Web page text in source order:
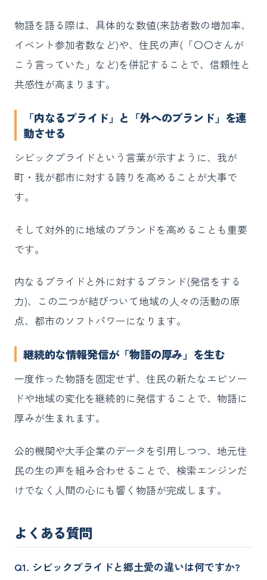
物語を語る際は、具体的な数値(来訪者数の増加率、
イベント参加者数など)や、住民の声(「〇〇さんが
こう言っていた」など)を併記することで、信頼性と
共感性が高まります。
「内なるプライド」と「外へのブランド」を連
動させる
シビックプライドという言葉が示すように、我が
町・我が都市に対する誇りを高めることが大事で
す。
そして対外的に地域のブランドを高めることも重要
です。
内なるプライドと外に対するブランド(発信をする
力)、この二つが結びついて地域の人々の活動の原
点、都市のソフトパワーになります。
継続的な情報発信が「物語の厚み」を生む
一度作った物語を固定せず、住民の新たなエピソー
ドや地域の変化を継続的に発信することで、物語に
厚みが生まれます。
公的機関や大手企業のデータを引用しつつ、地元住
民の生の声を組み合わせることで、検索エンジンだ
けでなく人間の心にも響く物語が完成します。
よくある質問
Q1. シビックプライドと郷土愛の違いは何ですか?